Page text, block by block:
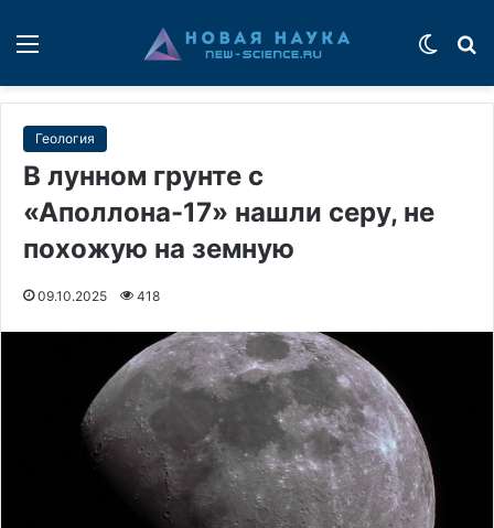
Геология
В лунном грунте с
«Аполлона-17» нашли серу, не
похожую на земную
09.10.2025 418